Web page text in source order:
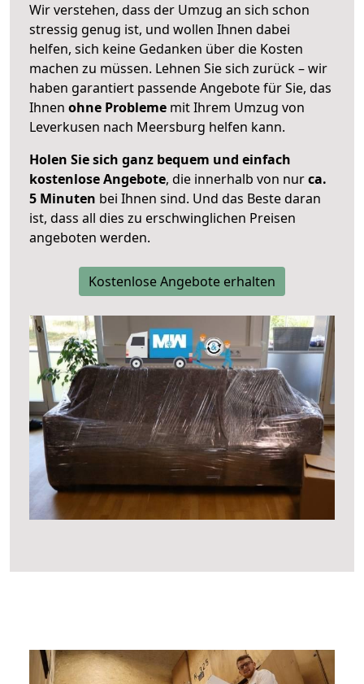
Wir verstehen, dass der Umzug an sich schon
stressig genug ist, und wollen Ihnen dabei
helfen, sich keine Gedanken über die Kosten
machen zu müssen. Lehnen Sie sich zurück – wir
haben garantiert passende Angebote für Sie, das
Ihnen ohne Probleme mit Ihrem Umzug von
Leverkusen nach Meersburg helfen kann.
Holen Sie sich ganz bequem und einfach
kostenlose Angebote, die innerhalb von nurca.
5 Minuten bei Ihnen sind. Und das Beste daran
ist, dass all dies zu erschwinglichen Preisen
angeboten werden.
Kostenlose Angebote erhalten